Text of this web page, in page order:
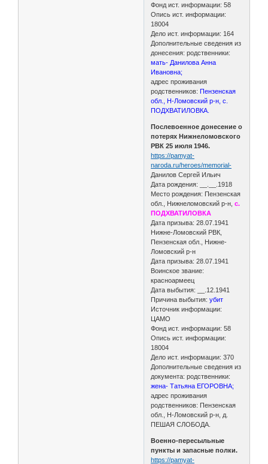
Фонд ист. информации: 58
Опись ист. информации:
18004
Дело ист. информации: 164
Дополнительные сведения из
донесения: родственники:
мать- Данилова Анна
Ивановна;
адрес проживания
родственников:Пензенская
обл., Н-Ломовский р-н, с.
ПОДХВАТИЛОВКА.
Послевоенное донесение о
потерях Нижнеломовского
РВК 25 июля 1946.
https://pamyat-
naroda.ru/heroes/memorial-
Данилов Сергей Ильич
Дата рождения: __.__.1918
Место рождения: Пензенская
обл., Нижнеломовский р-н,с.
ПОДХВАТИЛОВКА
Дата призыва: 28.07.1941
Нижне-Ломовский РВК,
Пензенская обл., Нижне-
Ломовский р-н
Дата призыва: 28.07.1941
Воинское звание:
красноармеец
Дата выбытия: __.12.1941
Причина выбытия:убит
Источник информации:
ЦАМО
Фонд ист. информации: 58
Опись ист. информации:
18004
Дело ист. информации: 370
Дополнительные сведения из
документа: родственники:
жена- Татьяна ЕГОРОВНА;
адрес проживания
родственников: Пензенская
обл., Н-Ломовский р-н, д.
ПЕШАЯ СЛОБОДА.
Военно-пересыльные
пункты и запасные полки.
https://pamyat-